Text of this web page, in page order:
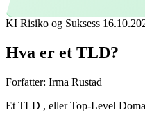
KI Risiko og Suksess
Hva er et TLD?
Forfatter: Irma Rustad
Et TLD , eller Top-Level